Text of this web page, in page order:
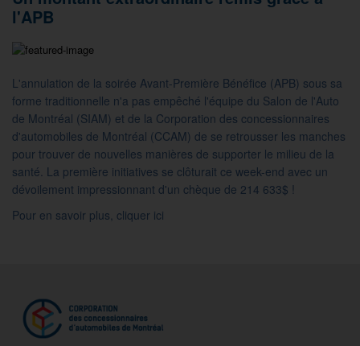
l'APB
L'annulation de la soirée Avant-Première Bénéfice (APB) sous sa
forme traditionnelle n'a pas empêché l'équipe du Salon de l'Auto
de Montréal (SIAM) et de la Corporation des concessionnaires
d'automobiles de Montréal (CCAM) de se retrousser les manches
pour trouver de nouvelles manières de supporter le milieu de la
santé. La première initiatives se clôturait ce week-end avec un
dévoilement impressionnant d'un chèque de 214 633$ !
Pour en savoir plus, cliquer ici